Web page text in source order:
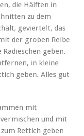
die Hälften in
zu dem
geviertelt, das
der groben Reibe
Radieschen geben.
in kleine
geben. Alles gut
mit
und mit
Rettich geben